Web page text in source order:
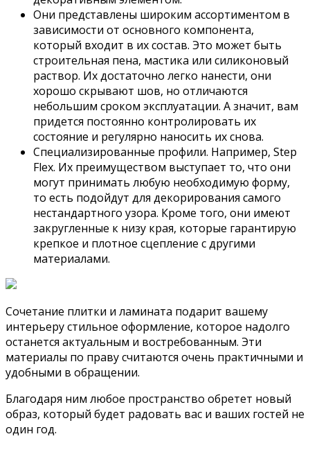
Они представлены широким ассортиментом в
зависимости от основного компонента,
который входит в их состав. Это может быть
строительная пена, мастика или силиконовый
раствор. Их достаточно легко нанести, они
хорошо скрывают шов, но отличаются
небольшим сроком эксплуатации. А значит, вам
придется постоянно контролировать их
состояние и регулярно наносить их снова.
Специализированные профили. Например, Step
Flex. Их преимуществом выступает то, что они
могут принимать любую необходимую форму,
то есть подойдут для декорирования самого
нестандартного узора. Кроме того, они имеют
закругленные к низу края, которые гарантирую
крепкое и плотное сцепление с другими
материалами.
Сочетание плитки и ламината подарит вашему
интерьеру стильное оформление, которое надолго
останется актуальным и востребованным. Эти
материалы по праву считаются очень практичными и
удобными в обращении.
Благодаря ним любое пространство обретет новый
образ, который будет радовать вас и ваших гостей не
один год.